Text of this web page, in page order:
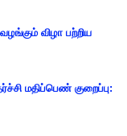
விழா பற்றிய
மதிப்பெண் குறைப்பு: